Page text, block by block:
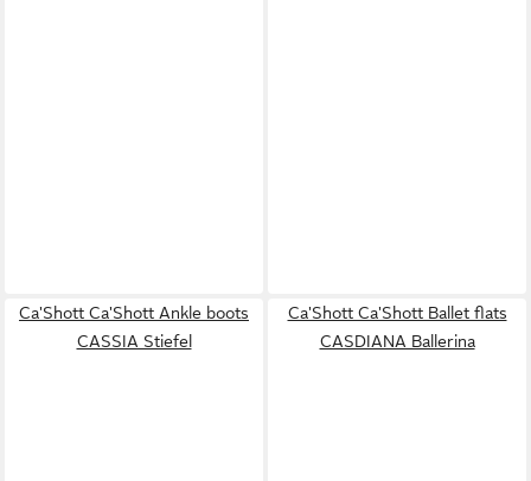
Ca'Shott Ca'Shott Ankle boots
CASSIA Stiefel
Ca'Shott Ca'Shott Ballet flats
CASDIANA Ballerina